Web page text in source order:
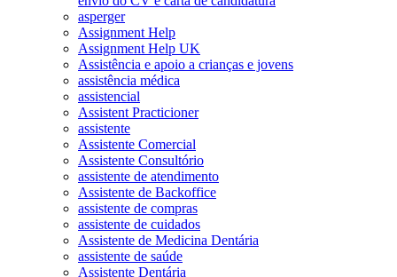
asperger
Assignment Help
Assignment Help UK
Assistência e apoio a crianças e jovens
assistência médica
assistencial
Assistent Practicioner
assistente
Assistente Comercial
Assistente Consultório
assistente de atendimento
Assistente de Backoffice
assistente de compras
assistente de cuidados
Assistente de Medicina Dentária
assistente de saúde
Assistente Dentária